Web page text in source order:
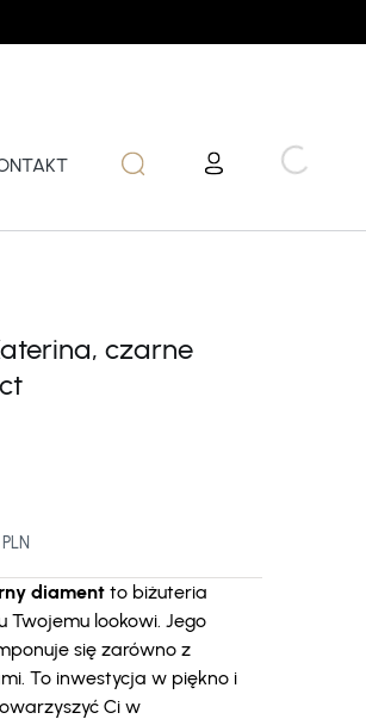
czarne
diamentto biżuteria
Twojemu lookowi. Jego
się zarówno z
To inwestycja w piękno i
Ci w